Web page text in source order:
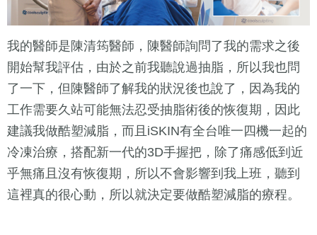
我的醫師是陳清筠醫師，陳醫師詢問了我的需求之後
開始幫我評估，由於之前我聽說過抽脂，所以我也問
了一下，但陳醫師了解我的狀況後也說了，因為我的
工作需要久站可能無法忍受抽脂術後的恢復期，因此
建議我做酷塑減脂，而且iSKIN有全台唯一四機一起的
冷凍治療，搭配新一代的3D手握把，除了痛感低到近
乎無痛且沒有恢復期，所以不會影響到我上班，聽到
這裡真的很心動，所以就決定要做酷塑減脂的療程。